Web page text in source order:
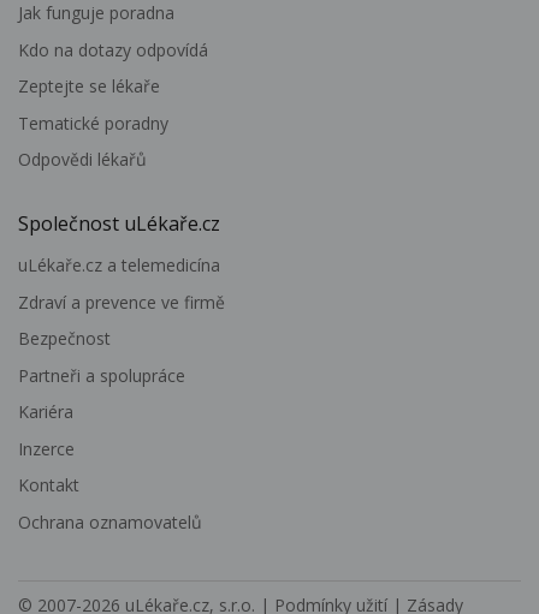
Jak funguje poradna
Kdo na dotazy odpovídá
Zeptejte se lékaře
Tematické poradny
Odpovědi lékařů
Společnost uLékaře.cz
uLékaře.cz a telemedicína
Zdraví a prevence ve firmě
Bezpečnost
Partneři a spolupráce
Kariéra
Inzerce
Kontakt
Ochrana oznamovatelů
© 2007-2026 uLékaře.cz, s.r.o. | Podmínky užití | Zásady